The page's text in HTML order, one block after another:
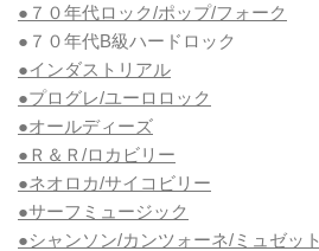
●７０年代ロック/ポップ/フォーク
●７０年代B級ハードロック
●インダストリアル
●プログレ/ユーロロック
●オールディーズ
●Ｒ＆Ｒ/ロカビリー
●ネオロカ/サイコビリー
●サーフミュージック
●シャンソン/カンツォーネ/ミュゼット